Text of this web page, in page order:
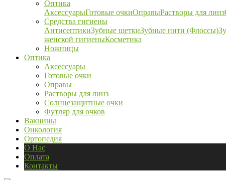
Оптика
АксессуарыГотовые очкиОправыРастворы для линз
Средства гигиены
АнтисептикиЗубные щеткиЗубные нити (Флоссы)
женской гигиеныКосметика
Ножницы
Оптика
Аксессуары
Готовые очки
Оправы
Растворы для линз
Солнцезащитные очки
Футляр для очков
Вакцины
Онкология
Ортопедия
О Нас
Оплата
Контакты